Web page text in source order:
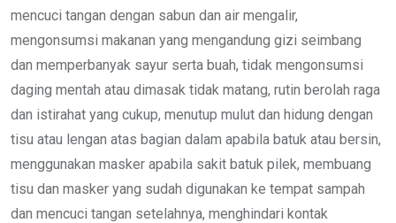
mencuci tangan dengan sabun dan air mengalir,
mengonsumsi makanan yang mengandung gizi seimbang
dan memperbanyak sayur serta buah, tidak mengonsumsi
daging mentah atau dimasak tidak matang, rutin berolah raga
dan istirahat yang cukup, menutup mulut dan hidung dengan
tisu atau lengan atas bagian dalam apabila batuk atau bersin,
menggunakan masker apabila sakit batuk pilek, membuang
tisu dan masker yang sudah digunakan ke tempat sampah
dan mencuci tangan setelahnya, menghindari kontak